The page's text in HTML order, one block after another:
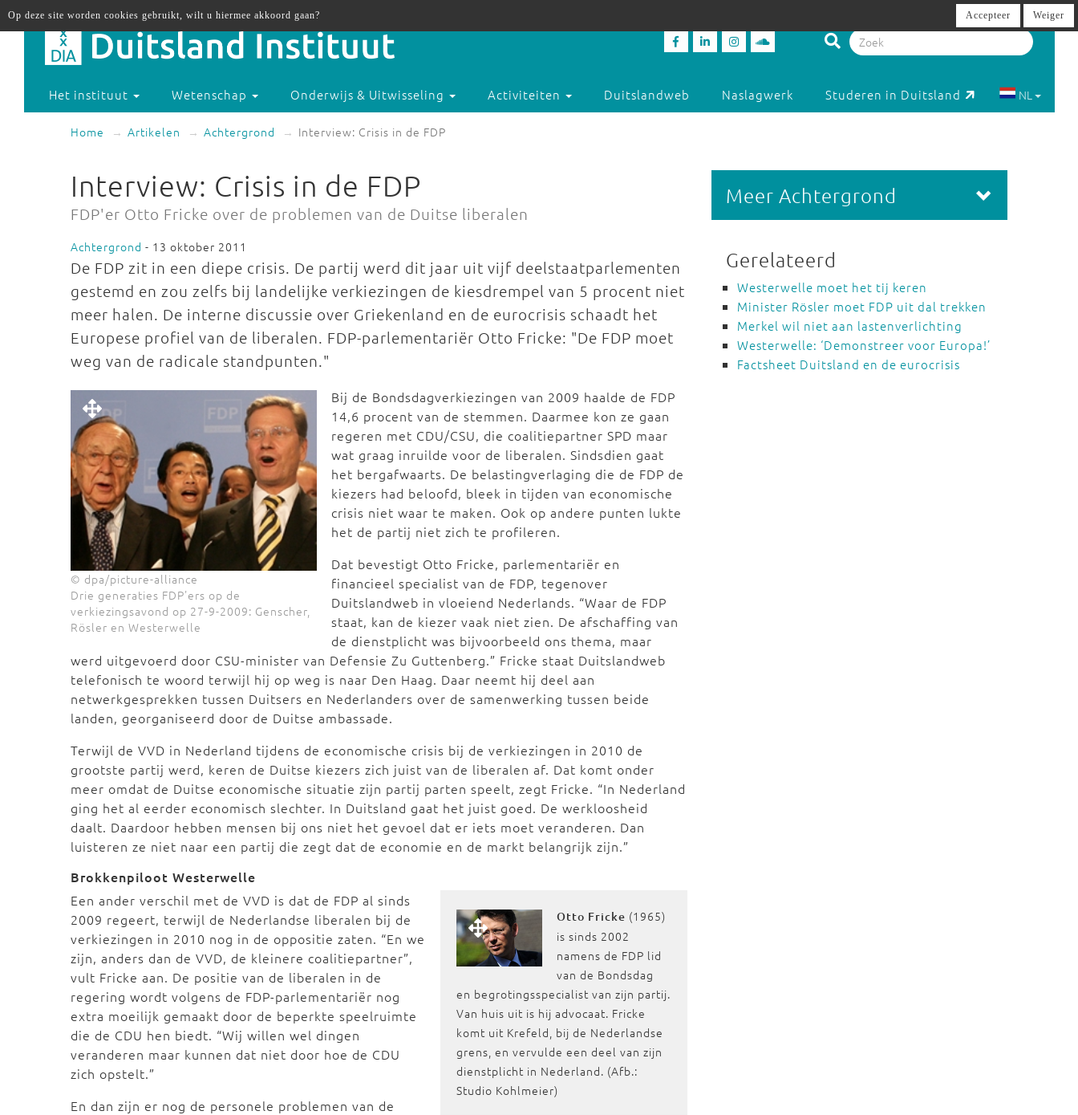
Het instituut Wetenschap Onderwijs & Uitwisseling Activiteiten Duitslandweb Naslagwerk Studeren in Duitsland NL
Home Artikelen Achtergrond Interview: Crisis in de FDP
Interview: Crisis in de FDP
FDP'er Otto Fricke over de problemen van de Duitse liberalen
Achtergrond - 13 oktober 2011
De FDP zit in een diepe crisis. De partij werd dit jaar uit vijf deelstaatparlementen
gestemd en zou zelfs bij landelijke verkiezingen de kiesdrempel van 5 procent niet
meer halen. De interne discussie over Griekenland en de eurocrisis schaadt het
Europese profiel van de liberalen. FDP-parlementariër Otto Fricke: "De FDP moet
weg van de radicale standpunten."
© dpa/picture-alliance
Drie generaties FDP'ers op de
verkiezingsavond op 27-9-2009: Genscher,
Rösler en Westerwelle
Bij de Bondsdagverkiezingen van 2009 haalde de FDP
14,6 procent van de stemmen. Daarmee kon ze gaan
regeren met CDU/CSU, die coalitiepartner SPD maar
wat graag inruilde voor de liberalen. Sindsdien gaat
het bergafwaarts. De belastingverlaging die de FDP de
kiezers had beloofd, bleek in tijden van economische
crisis niet waar te maken. Ook op andere punten lukte
het de partij niet zich te profileren.
Dat bevestigt Otto Fricke, parlementariër en
financieel specialist van de FDP, tegenover
Duitslandweb in vloeiend Nederlands. “Waar de FDP
staat, kan de kiezer vaak niet zien. De afschaffing van
de dienstplicht was bijvoorbeeld ons thema, maar
werd uitgevoerd door CSU-minister van Defensie Zu Guttenberg.” Fricke staat Duitslandweb
telefonisch te woord terwijl hij op weg is naar Den Haag. Daar neemt hij deel aan
netwerkgesprekken tussen Duitsers en Nederlanders over de samenwerking tussen beide
landen, georganiseerd door de Duitse ambassade.
Terwijl de VVD in Nederland tijdens de economische crisis bij de verkiezingen in 2010 de
grootste partij werd, keren de Duitse kiezers zich juist van de liberalen af. Dat komt onder
meer omdat de Duitse economische situatie zijn partij parten speelt, zegt Fricke. “In Nederland
ging het al eerder economisch slechter. In Duitsland gaat het juist goed. De werkloosheid
daalt. Daardoor hebben mensen bij ons niet het gevoel dat er iets moet veranderen. Dan
luisteren ze niet naar een partij die zegt dat de economie en de markt belangrijk zijn.”
Brokkenpiloot Westerwelle
Otto Fricke (1965)
is sinds 2002
namens de FDP lid
van de Bondsdag
en begrotingsspecialist van zijn partij.
Van huis uit is hij advocaat. Fricke
komt uit Krefeld, bij de Nederlandse
grens, en vervulde een deel van zijn
dienstplicht in Nederland. (Afb.:
Studio Kohlmeier)
Een ander verschil met de VVD is dat de FDP al sinds
2009 regeert, terwijl de Nederlandse liberalen bij de
verkiezingen in 2010 nog in de oppositie zaten. “En we
zijn, anders dan de VVD, de kleinere coalitiepartner”,
vult Fricke aan. De positie van de liberalen in de
regering wordt volgens de FDP-parlementariër nog
extra moeilijk gemaakt door de beperkte speelruimte
die de CDU hen biedt. “Wij willen wel dingen
veranderen maar kunnen dat niet door hoe de CDU
zich opstelt.”
En dan zijn er nog de personele problemen van de
Meer Achtergrond
Gerelateerd
Westerwelle moet het tij keren
Minister Rösler moet FDP uit dal trekken
Merkel wil niet aan lastenverlichting
Westerwelle: ‘Demonstreer voor Europa!’
Factsheet Duitsland en de eurocrisis
Op deze site worden cookies gebruikt, wilt u hiermee akkoord gaan? Accepteer Weiger